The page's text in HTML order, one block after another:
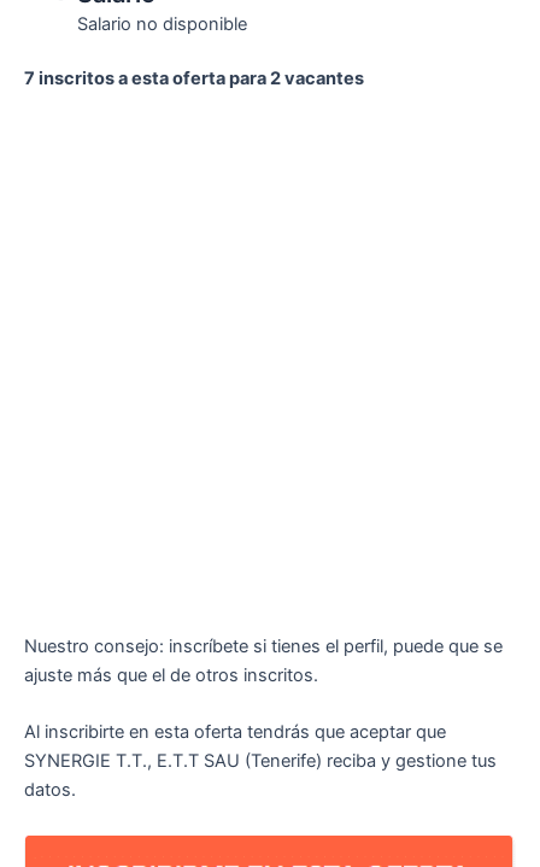
Salario no disponible
7 inscritos a esta oferta para 2 vacantes
Nuestro consejo: inscríbete si tienes el perfil, puede que se
ajuste más que el de otros inscritos.
Al inscribirte en esta oferta tendrás que aceptar que
SYNERGIE T.T., E.T.T SAU (Tenerife) reciba y gestione tus
datos.